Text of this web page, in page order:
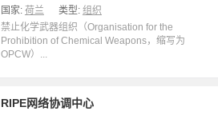
国家: 荷兰 类型: 组织
禁止化学武器组织（Organisation for the
Prohibition of Chemical Weapons，缩写为
OPCW）...
RIPE网络协调中心